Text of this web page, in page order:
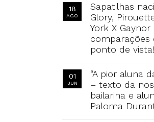
18
AGO
Sapatilhas
Glory,
York X Gaynor
comparações
ponto de vista!
01
JUN
“A pior aluna
– texto da
bailarina e
Paloma